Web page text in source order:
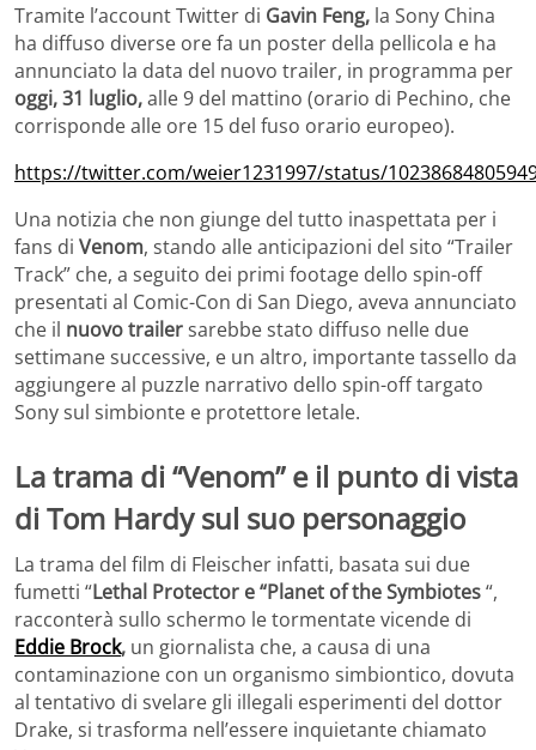
Tramite l’account Twitter di Gavin Feng, la Sony China
ha diffuso diverse ore fa un poster della pellicola e ha
annunciato la data del nuovo trailer, in programma per
oggi, 31 luglio,alle 9 del mattino (orario di Pechino, che
corrisponde alle ore 15 del fuso orario europeo).
https://twitter.com/weier1231997/status/
Una notizia che non giunge del tutto inaspettata per i
fans di Venom, stando alle anticipazioni del sito “Trailer
Track” che, a seguito dei primi footage dello spin-off
presentati al Comic-Con di San Diego, aveva annunciato
che il nuovo trailersarebbe stato diffuso nelle due
settimane successive, e un altro, importante tassello da
aggiungere al puzzle narrativo dello spin-off targato
Sony sul simbionte e protettore letale.
La trama di “Venom” e il punto di vista
di Tom Hardy sul suo personaggio
La trama del film di Fleischer infatti, basata sui due
fumetti “Lethal Protector e “Planet of the Symbiotes“,
racconterà sullo schermo le tormentate vicende di
Eddie Brock, un giornalista che, a causa di una
contaminazione con un organismo simbiontico, dovuta
al tentativo di svelare gli illegali esperimenti del dottor
Drake, si trasforma nell’essere inquietante chiamato